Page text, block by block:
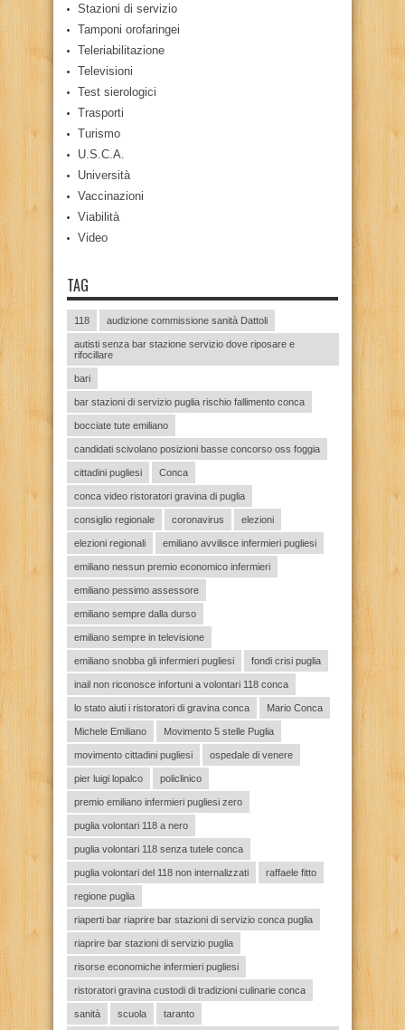
Stazioni di servizio
Tamponi orofaringei
Teleriabilitazione
Televisioni
Test sierologici
Trasporti
Turismo
U.S.C.A.
Università
Vaccinazioni
Viabilità
Video
TAG
118 audizione commissione sanità Dattoli
autisti senza bar stazione servizio dove riposare e
rifocillare
bari
bar stazioni di servizio puglia rischio fallimento conca
bocciate tute emiliano
candidati scivolano posizioni basse concorso oss foggia
cittadini pugliesi Conca
conca video ristoratori gravina di puglia
consiglio regionale coronavirus elezioni
elezioni regionali emiliano avvilisce infermieri pugliesi
emiliano nessun premio economico infermieri
emiliano pessimo assessore
emiliano sempre dalla durso
emiliano sempre in televisione
emiliano snobba gli infermieri pugliesi fondi crisi puglia
inail non riconosce infortuni a volontari 118 conca
lo stato aiuti i ristoratori di gravina conca Mario Conca
Michele Emiliano Movimento 5 stelle Puglia
movimento cittadini pugliesi ospedale di venere
pier luigi lopalco policlinico
premio emiliano infermieri pugliesi zero
puglia volontari 118 a nero
puglia volontari 118 senza tutele conca
puglia volontari del 118 non internalizzati raffaele fitto
regione puglia
riaperti bar riaprire bar stazioni di servizio conca puglia
riaprire bar stazioni di servizio puglia
risorse economiche infermieri pugliesi
ristoratori gravina custodi di tradizioni culinarie conca
sanità scuola taranto